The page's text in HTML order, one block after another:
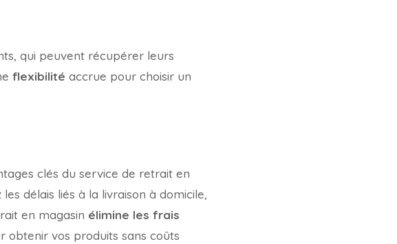
qui peuvent récupérer leurs
flexibilité accrue pour choisir un
clés du service de retrait en
délais liés à la livraison à domicile,
en magasin élimine les frais
obtenir vos produits sans coûts